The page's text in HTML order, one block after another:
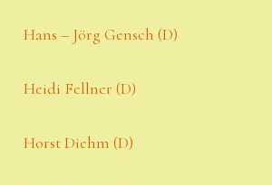
Hans – Jörg Gensch (D)
Heidi Fellner (D)
Horst Diehm (D)